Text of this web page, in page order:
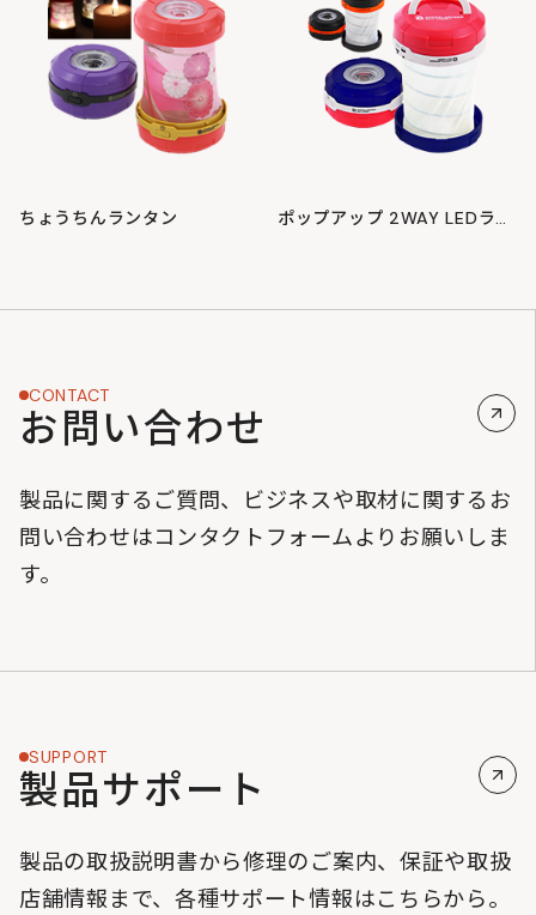
ちょうちんランタン ポップアップ 2WAY LEDランタン
CONTACT
お問い合わせ
製品に関するご質問、ビジネスや取材に関するお
問い合わせはコンタクトフォームよりお願いしま
す。
SUPPORT
製品サポート
製品の取扱説明書から修理のご案内、保証や取扱
店舗情報まで、各種サポート情報はこちらから。